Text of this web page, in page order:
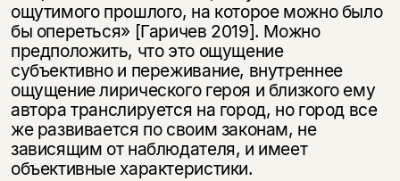
ощутимого прошлого, на которое можно было
бы опереться» [Гаричев 2019]. Можно
предположить, что это ощущение
субъективно и переживание, внутреннее
ощущение лирического героя и близкого ему
автора транслируется на город, но город все
же развивается по своим законам, не
зависящим от наблюдателя, и имеет
объективные характеристики.